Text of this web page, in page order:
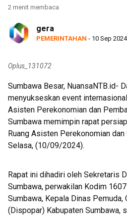
2 menit membaca
gera
PEMERINTAHAN - 10 Sep 2024
Oplus_131072
Sumbawa Besar, NuansaNTB.id-
menyukseskan event
Asisten Perekonomian dan
Sumbawa memimpin rapat
Ruang Asisten Perekonomian
Selasa, (10/09/2024).
Rapat ini dihadiri oleh Sekretaris
Sumbawa, perwakilan Kodim
Sumbawa, Kepala Dinas Pemuda,
(Dispopar) Kabupaten Sumbawa,